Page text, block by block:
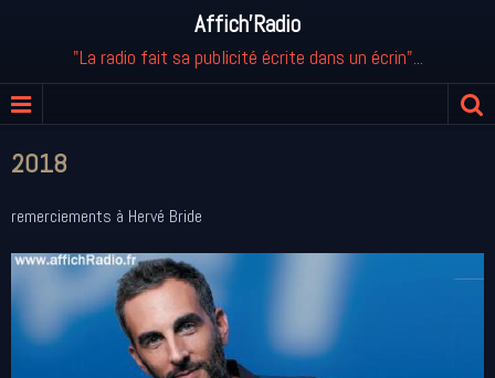
Affich'Radio
"La radio fait sa publicité écrite dans un écrin"...
2018
remerciements à Hervé Bride